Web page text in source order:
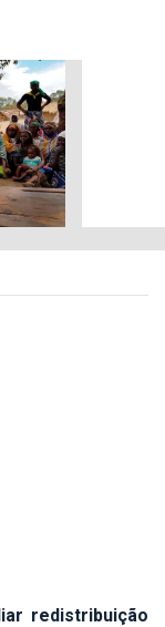
redistribuição